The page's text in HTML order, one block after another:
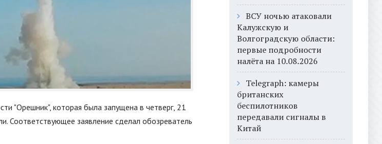
"Орешник", которая была запущена в четверг, 21
Соответствующее заявление сделал обозреватель
ВСУ ночью атаковали
Калужскую и
Волгоградскую области:
первые подробности
налёта на 10.08.2026
Telegraph: камеры
британских
беспилотников
передавали сигналы в
Китай